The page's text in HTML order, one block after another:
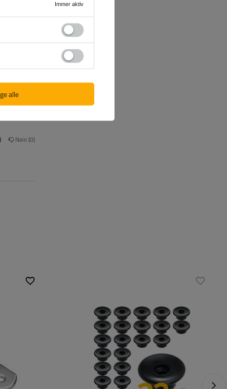
Nein 0
Immer aktiv
alle